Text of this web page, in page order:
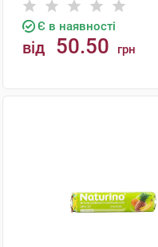
Є в наявності
від 50.50 грн